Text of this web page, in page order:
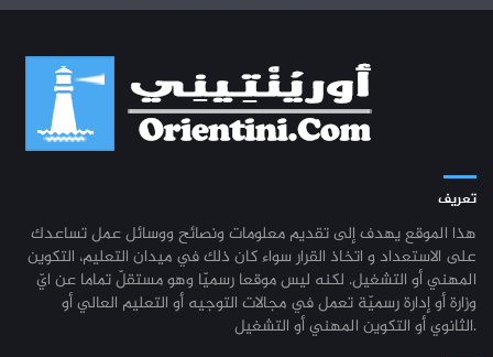
تعريف
هذا الموقع يهدف إلى تقديم معلومات ونصائح ووسائل عمل تساعدك
على الاستعداد و اتخاذ القرار سواء كان ذلك في ميدان التعليم، التكوين
المهني أو التشغيل. لكنه ليس موقعا رسميّا وهو مستقلّ تماما عن ايّ
وزارة أو إدارة رسميّة تعمل في مجالات التوجيه أو التعليم العالي أو
الثانوي أو التكوين المهني أو التشغيل.